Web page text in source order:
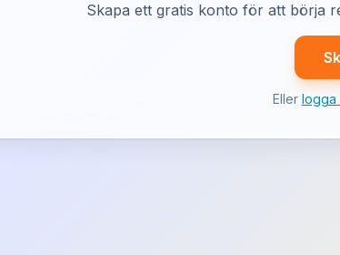
Skapa ett gratis konto för att börja
Eller logga